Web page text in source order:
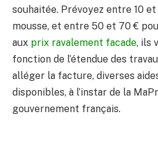
souhaitée. Prévoyez entre 10
mousse, et entre 50 et 70 €
aux prix ravalement facade, ils
fonction de l’étendue des
alléger la facture, diverses
disponibles, à l’instar de la
gouvernement français.